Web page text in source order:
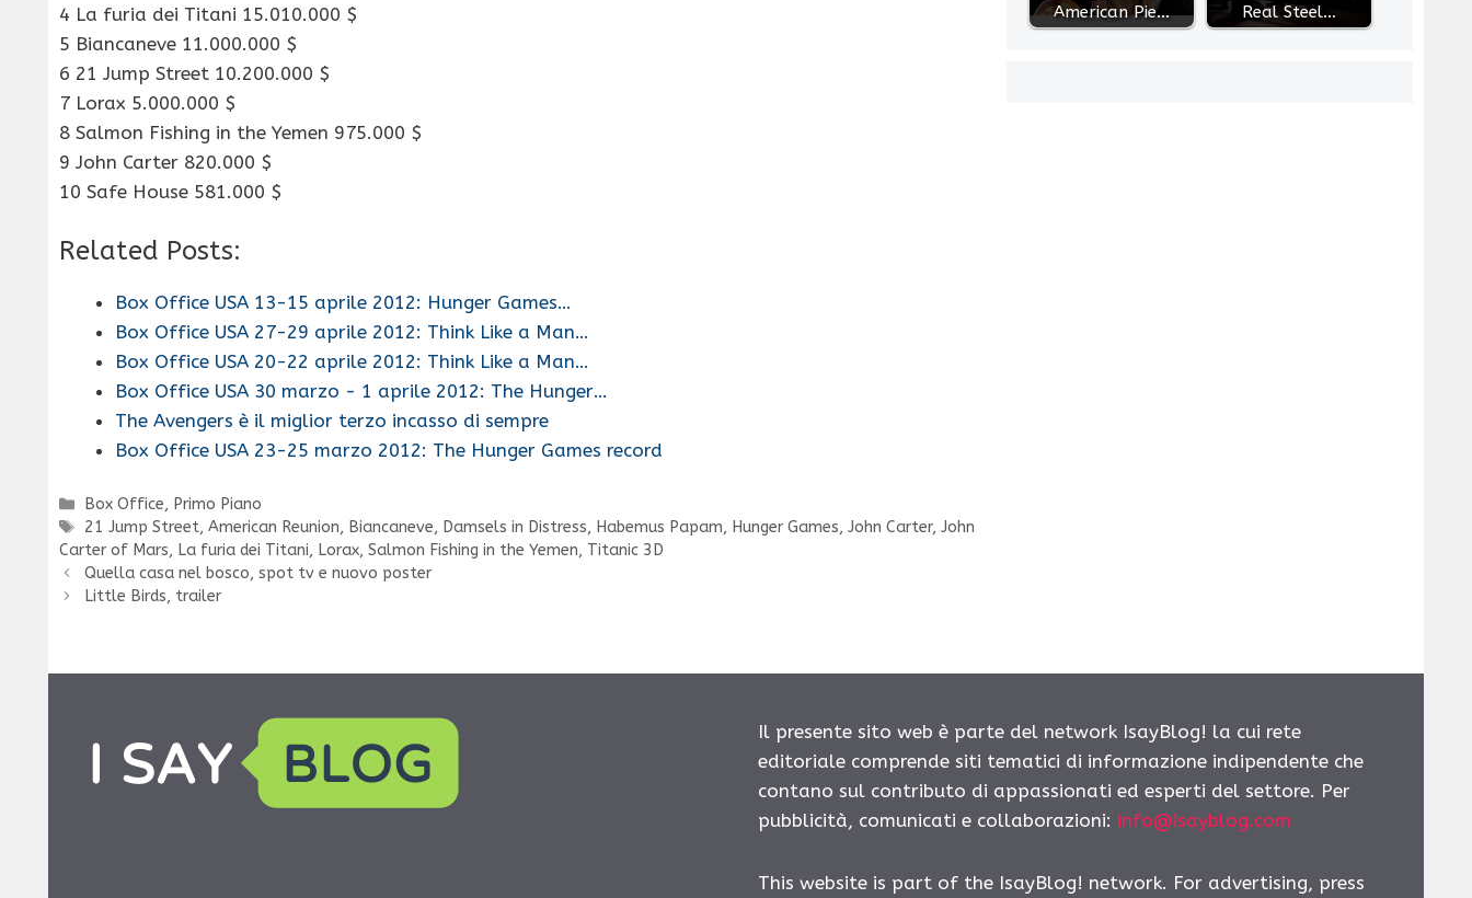
4 La furia dei Titani 15.010.000 $
5 Biancaneve 11.000.000 $
6 21 Jump Street 10.200.000 $
7 Lorax 5.000.000 $
8 Salmon Fishing in the Yemen 975.000 $
9 John Carter 820.000 $
10 Safe House 581.000 $
Related Posts:
Box Office USA 13-15 aprile 2012: Hunger Games…
Box Office USA 27-29 aprile 2012: Think Like a Man…
Box Office USA 20-22 aprile 2012: Think Like a Man…
Box Office USA 30 marzo - 1 aprile 2012: The Hunger…
The Avengers è il miglior terzo incasso di sempre
Box Office USA 23-25 marzo 2012: The Hunger Games record
Categorie
Box Office, Primo Piano
Tag
21 Jump Street,American Reunion, Biancaneve, Damsels in Distress, Habemus Papam, Hunger Games,John Carter,John
Carter of Mars, La furia dei Titani, Lorax, Salmon Fishing in the Yemen, Titanic 3D
Quella casa nel bosco, spot tv e nuovo poster
Little Birds, trailer
American Pie…
Real Steel…
Il presente sito web è parte del network IsayBlog! la cui rete
editoriale comprende siti tematici di informazione indipendente che
contano sul contributo di appassionati ed esperti del settore. Per
pubblicità, comunicati e collaborazioni: info@isayblog.com
This website is part of the IsayBlog! network. For advertising, press